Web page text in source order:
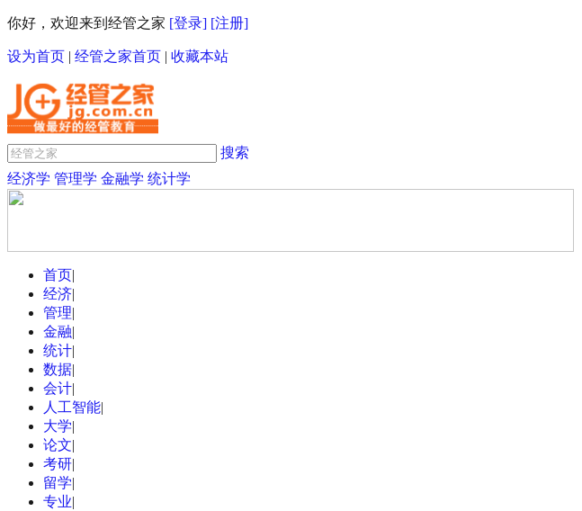
你好，欢迎来到经管之家 [登录] [注册]
设为首页 | 经管之家首页 | 收藏本站
搜索
经济学 管理学 金融学 统计学
首页|
经济|
管理|
金融|
统计|
数据|
会计|
人工智能|
大学|
论文|
考研|
留学|
专业|